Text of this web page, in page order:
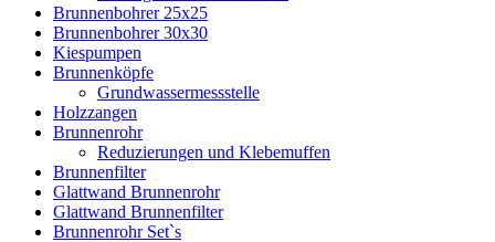
Brunnenbohrer 25x25
Brunnenbohrer 30x30
Kiespumpen
Brunnenköpfe
Grundwassermessstelle
Holzzangen
Brunnenrohr
Reduzierungen und Klebemuffen
Brunnenfilter
Glattwand Brunnenrohr
Glattwand Brunnenfilter
Brunnenrohr Set`s